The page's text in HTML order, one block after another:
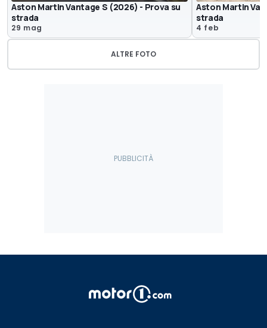
Aston Martin Vantage S (2026) - Prova su
strada
29 mag
Aston Martin
strada
4 feb
ALTRE FOTO